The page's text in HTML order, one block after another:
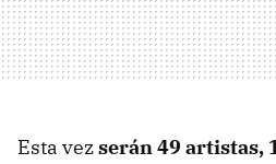
Esta vezserán49 artistas,